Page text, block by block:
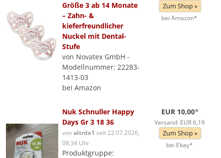
Größe 3 ab 14 Monate
– Zahn- &
kieferfreundlicher
Nuckel mit Dental-
Stufe
von Novatex GmbH -
Modellnummer: 22283-
1413-03
bei Amazon
Zum Shop »
bei Amazon*
Nuk Schnuller Happy
Days Gr 3 18 36
vonaltrde1 seit 22.07.2026,
08:34 Uhr
Produktgruppe:
EUR 10,00*
Versand: EUR 6,19
Zum Shop »
bei Ebay*